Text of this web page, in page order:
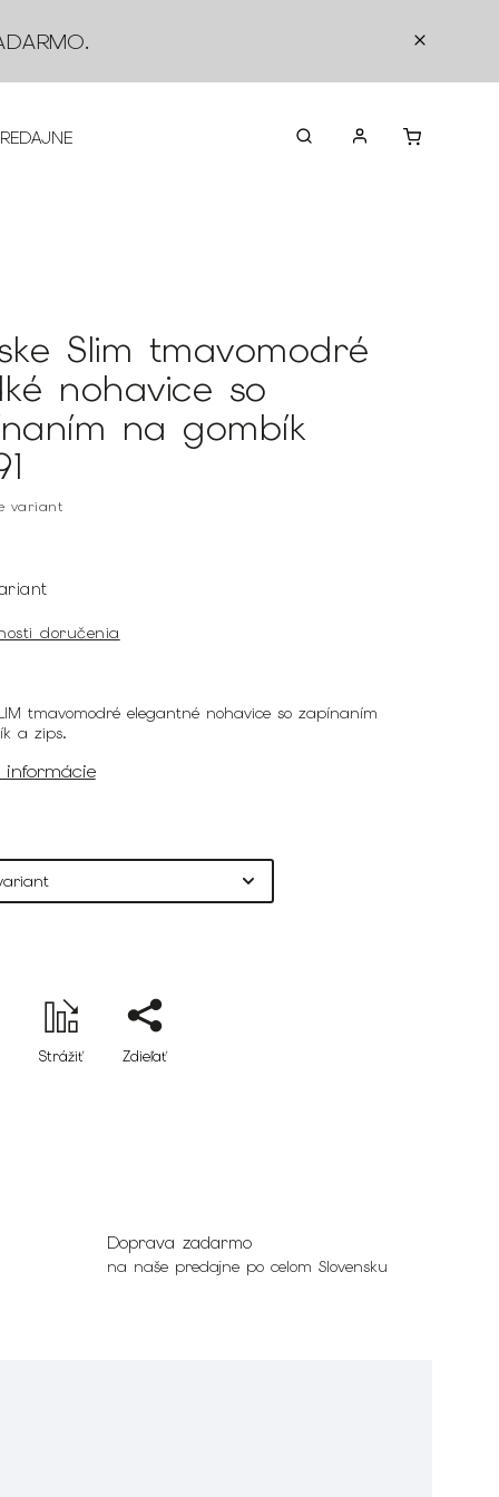
.
KONTAKTY
Slim tmavomodré
nohavice so
na gombík
variant
doručenia
tmavomodré elegantné nohavice so zapínaním
a zips.
informácie
Strážiť Zdieľať
Doprava zadarmo
na naše predajne po celom Slovensku